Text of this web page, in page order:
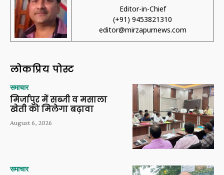
Editor-in-Chief
(+91) 9453821310
editor@mirzapurnews.com
लोकप्रिय पोस्ट
समाचार
मिर्जापुर में सब्जी व मसाला
खेती को मिलेगा बढ़ावा
August 6, 2026
समाचार